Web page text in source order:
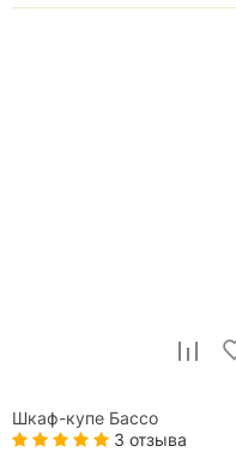
Шкаф-купе Бассо
3 отзыва